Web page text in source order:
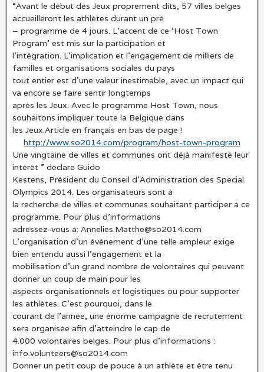
“Avant le début des Jeux proprement dits, 57 villes belges
accueilleront les athlètes durant un pré
– programme de 4 jours. L’accent de ce ‘Host Town
Program’ est mis sur la participation et
l’intégration. L’implication et l’engagement de milliers de
familles et organisations sociales du pays
tout entier est d’une valeur inestimable, avec un impact qui
va encore se faire sentir longtemps
après les Jeux. Avec le programme Host Town, nous
souhaitons impliquer toute la Belgique dans
les Jeux.Article en français en bas de page !
http://www.so2014.com/program/host-town-program
Une vingtaine de villes et communes ont déjà manifesté leur
intérêt ” déclare Guido
Kestens, Président du Conseil d’Administration des Special
Olympics 2014. Les organisateurs sont à
la recherche de villes et communes souhaitant participer à ce
programme. Pour plus d’informations
adressez-vous à: Annelies.Matthe@so2014.com
L’organisation d’un événement d’une telle ampleur exige
bien entendu aussi l’engagement et la
mobilisation d’un grand nombre de volontaires qui peuvent
donner un coup de main pour les
aspects organisationnels et logistiques ou pour supporter
les athlètes. C’est pourquoi, dans le
courant de l’année, une énorme campagne de recrutement
sera organisée afin d’atteindre le cap de
4.000 volontaires belges. Pour plus d’informations :
info.volunteers@so2014.com
Donner un petit coup de pouce à un athlète et être tenu